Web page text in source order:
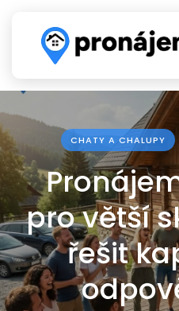
content
CHATY A CHALUPY
pro větší
řešit